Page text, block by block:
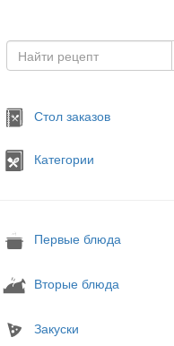
Стол заказов
Категории
Первые блюда
Вторые блюда
Закуски